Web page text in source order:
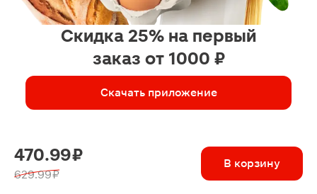
Скидка 25% на первый
заказ от 1000 ₽
Скачать приложение
470.99 ₽
629.99 ₽
В корзину